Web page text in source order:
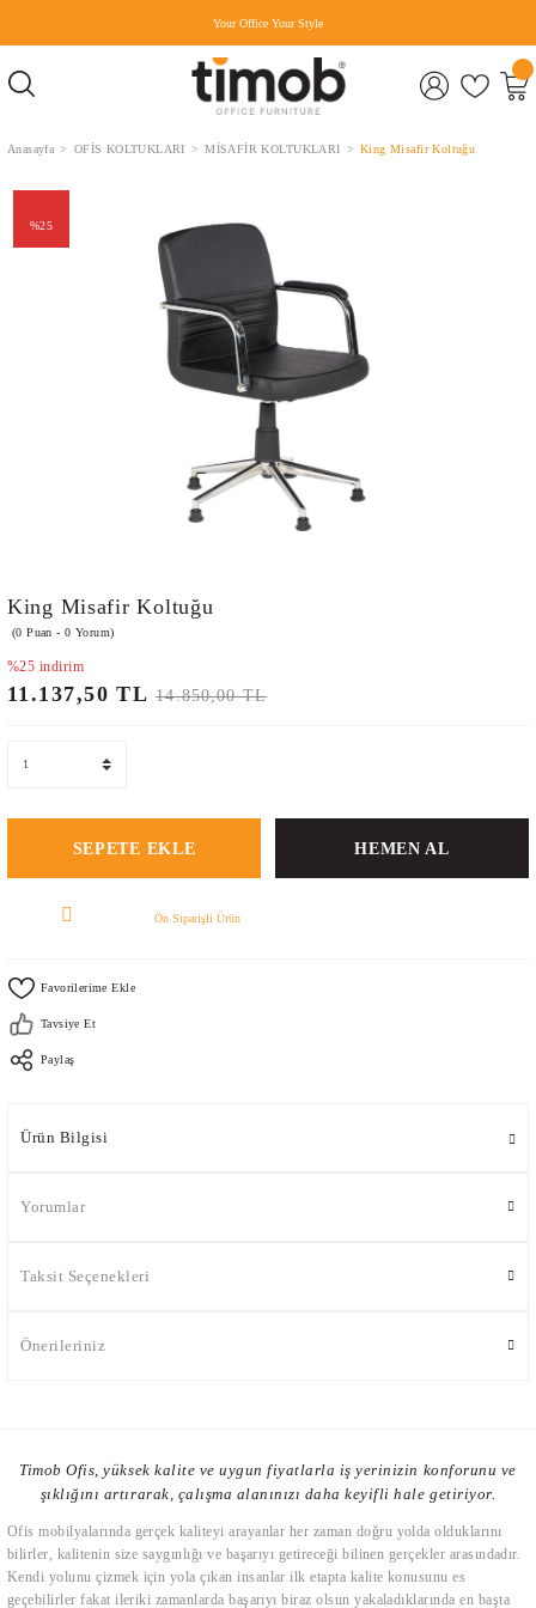
Your Office Your Style
Anasayfa OFİS KOLTUKLARI MİSAFİR KOLTUKLARI King Misafir Koltuğu
%25
King Misafir Koltuğu
(0 Puan - 0 Yorum)
%25 indirim
11.137,50 TL 14.850,00 TL
SEPETE EKLE HEMEN AL
Ön Siparişli Ürün
Tavsiye Et
Paylaş
Ürün Bilgisi
Yorumlar
Taksit Seçenekleri
Önerileriniz
Timob Ofis, yüksek kalite ve uygun fiyatlarla iş yerinizin konforunu ve
şıklığını artırarak, çalışma alanınızı daha keyifli hale getiriyor.
Ofis mobilyalarında gerçek kaliteyi arayanlar her zaman doğru yolda olduklarını
bilirler, kalitenin size saygınlığı ve başarıyı getireceği bilinen gerçekler arasındadır.
Kendi yolunu çizmek için yola çıkan insanlar ilk etapta kalite konusunu es
geçebilirler fakat ileriki zamanlarda başarıyı biraz olsun yakaladıklarında en başta